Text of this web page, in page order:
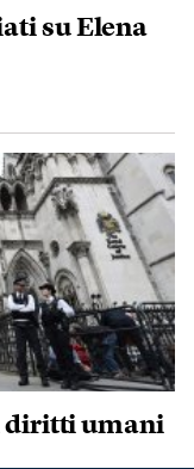
su Elena
diritti umani